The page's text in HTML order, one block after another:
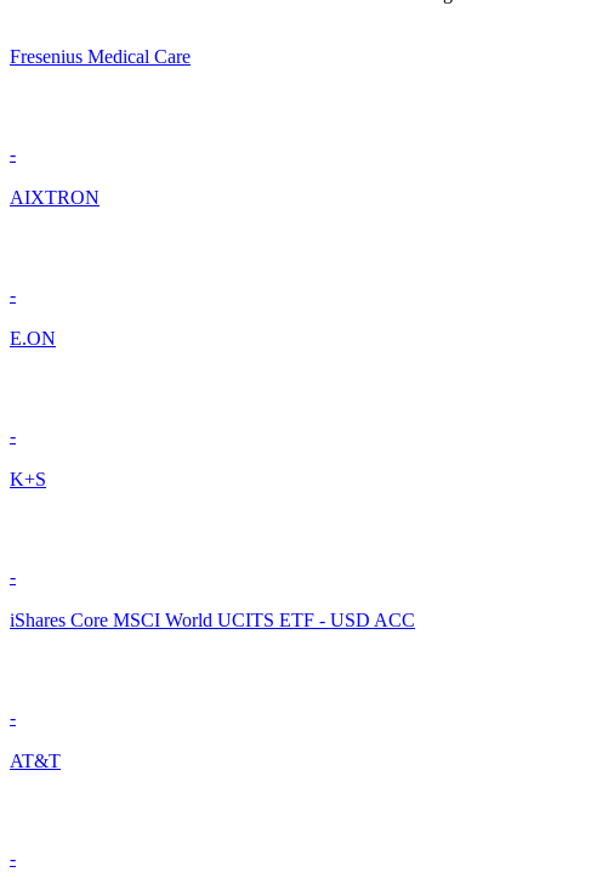
Fresenius Medical Care
-
AIXTRON
-
E.ON
-
K+S
-
iShares Core MSCI World UCITS ETF - USD ACC
-
AT&T
-